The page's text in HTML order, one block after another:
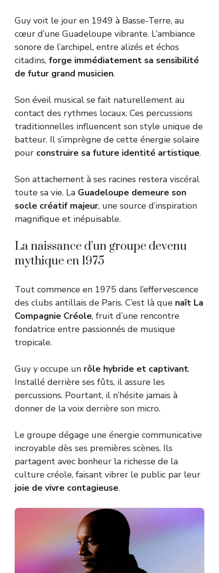
Guy voit le jour en 1949 à Basse-Terre, au
cœur d’une Guadeloupe vibrante. L’ambiance
sonore de l’archipel, entre alizés et échos
citadins, forge immédiatement sa sensibilité
de futur grand musicien.
Son éveil musical se fait naturellement au
contact des rythmes locaux. Ces percussions
traditionnelles influencent son style unique de
batteur. Il s’imprègne de cette énergie solaire
pour construire sa future identité artistique.
Son attachement à ses racines restera viscéral
toute sa vie. La Guadeloupe demeure son
socle créatif majeur, une source d’inspiration
magnifique et inépuisable.
La naissance d’un groupe devenu
mythique en 1975
Tout commence en 1975 dans l’effervescence
des clubs antillais de Paris. C’est là que naît La
Compagnie Créole, fruit d’une rencontre
fondatrice entre passionnés de musique
tropicale.
Guy y occupe un rôle hybride et captivant.
Installé derrière ses fûts, il assure les
percussions. Pourtant, il n’hésite jamais à
donner de la voix derrière son micro.
Le groupe dégage une énergie communicative
incroyable dès ses premières scènes. Ils
partagent avec bonheur la richesse de la
culture créole, faisant vibrer le public par leur
joie de vivre contagieuse.